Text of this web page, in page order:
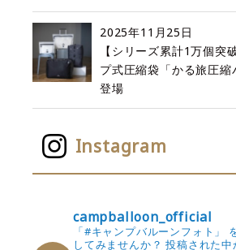
2025年11月25日
【シリーズ累計1万個突
プ式圧縮袋「かる旅圧縮
登場
Instagram
campballoon_official
「#キャンプバルーンフォト」
してみませんか？ 投稿された中